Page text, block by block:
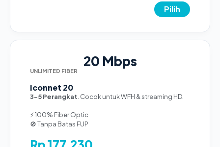
Pilih
20 Mbps
UNLIMITED FIBER
Iconnet 20
3-5 Perangkat . Cocok untuk WFH & streaming HD.
⚡ 100% Fiber Optic
🚫 Tanpa Batas FUP